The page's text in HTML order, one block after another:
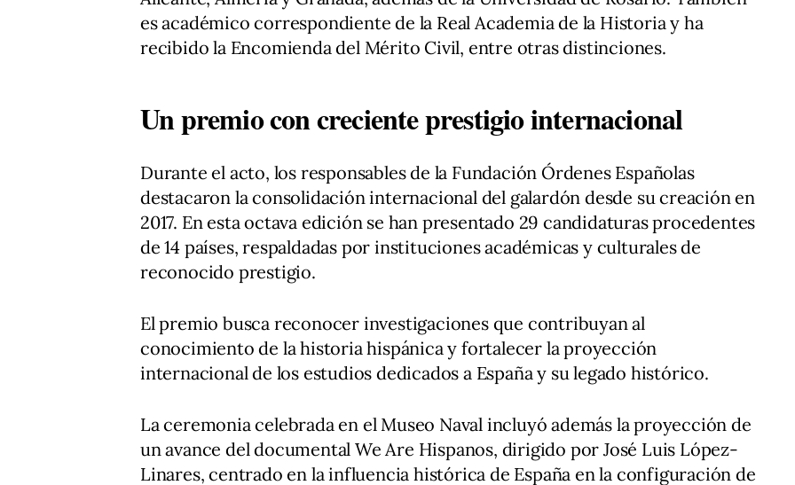
es académico correspondiente de la Real Academia de la Historia y ha
recibido la Encomienda del Mérito Civil, entre otras distinciones.
Un premio con creciente prestigio internacional
Durante el acto, los responsables de la Fundación Órdenes Españolas
destacaron la consolidación internacional del galardón desde su creación en
2017. En esta octava edición se han presentado 29 candidaturas procedentes
de 14 países, respaldadas por instituciones académicas y culturales de
reconocido prestigio.
El premio busca reconocer investigaciones que contribuyan al
conocimiento de la historia hispánica y fortalecer la proyección
internacional de los estudios dedicados a España y su legado histórico.
La ceremonia celebrada en el Museo Naval incluyó además la proyección de
un avance del documental We Are Hispanos, dirigido por José Luis López-
Linares, centrado en la influencia histórica de España en la configuración de